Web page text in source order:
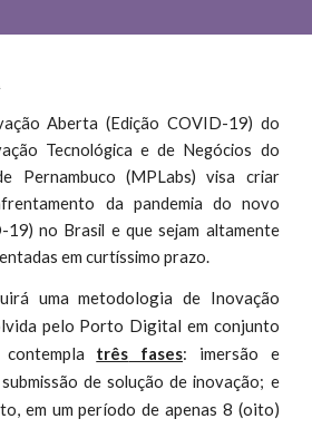
Aberta (Edição COVID-19) do
Tecnológica e de Negócios do
Pernambuco (MPLabs) visa criar
da pandemia do novo
19) no Brasil e que sejam altamente
em curtíssimo prazo.
uma metodologia de Inovação
pelo Porto Digital em conjunto
três fases: imersão e
submissão de solução de inovação; e
, em um período de apenas 8 (oito)